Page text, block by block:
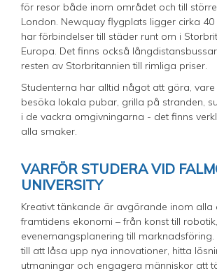
för resor både inom området och till
London. Newquay flygplats ligger cirka
har förbindelser till städer runt om i
Europa. Det finns också
resten av Storbritannien till rimliga priser.
Studenterna har alltid något att göra,
besöka lokala pubar, grilla på stranden,
i de vackra omgivningarna - det finns
alla smaker.
VARFÖR STUDERA VID
UNIVERSITY
Kreativt tänkande är avgörande inom
framtidens ekonomi – från konst till robotik,
evenemangsplanering till marknadsföring.
till att låsa upp nya innovationer, hitta
utmaningar och engagera människor att